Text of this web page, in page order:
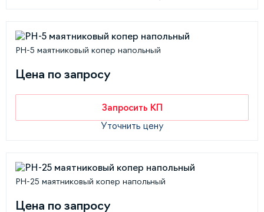
РН-5 маятниковый копер напольный
Цена по запросу
Запросить КП
Уточнить цену
РН-25 маятниковый копер напольный
Цена по запросу